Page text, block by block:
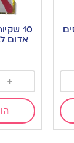
Add
to
wishlist
10
אדום
+